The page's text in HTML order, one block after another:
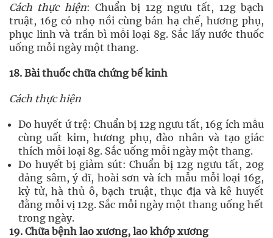
Cách thực hiện: Chuẩn bị 12g ngưu tất, 12g bạch
truật, 16g cỏ nhọ nồi cùng bán hạ chế, hương phụ,
phục linh và trần bì mỗi loại 8g. Sắc lấy nước thuốc
uống mỗi ngày một thang.
18. Bài thuốc chữa chứng bế kinh
Cách thực hiện
Do huyết ứ trệ: Chuẩn bị 12g ngưu tất, 16g ích mẫu
cùng uất kim, hương phụ, đào nhân và tạo giác
thích mỗi loại 8g. Sắc uống mỗi ngày một thang.
Do huyết bị giảm sút: Chuẩn bị 12g ngưu tất, 20g
đảng sâm, ý dĩ, hoài sơn và ích mẫu mỗi loại 16g,
kỷ tử, hà thủ ô, bạch truật, thục địa và kê huyết
đằng mỗi vị 12g. Sắc mỗi ngày một thang uống hết
trong ngày.
19. Chữa bệnh lao xương, lao khớp xương